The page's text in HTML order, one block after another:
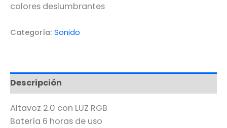
colores deslumbrantes
Categoría: Sonido
Descripción
Altavoz 2.0 con LUZ RGB
Batería 6 horas de uso